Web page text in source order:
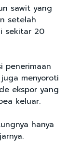
sawit yang
setelah
sekitar 20
penerimaan
menyoroti
ekspor yang
keluar.
hanya